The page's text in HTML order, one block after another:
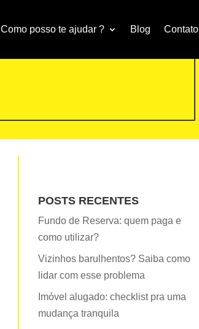
Como posso te ajudar ? Blog Contato
POSTS RECENTES
Fundo de Reserva: quem paga e
como utilizar?
Vizinhos barulhentos? Saiba como
lidar com esse problema
Imóvel alugado: checklist pra uma
mudança tranquila